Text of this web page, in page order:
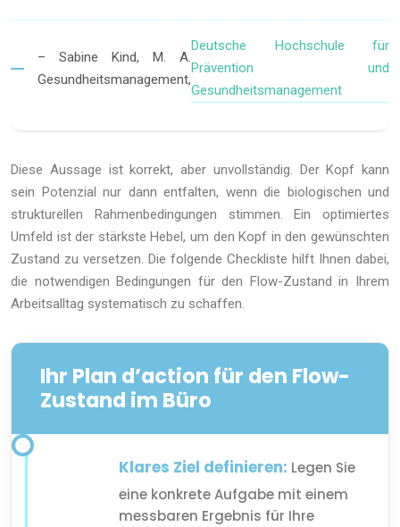
– Sabine Kind, M. A.
Gesundheitsmanagement,
Deutsche Hochschule für
Prävention und
Gesundheitsmanagement
Diese Aussage ist korrekt, aber unvollständig. Der Kopf kann
sein Potenzial nur dann entfalten, wenn die biologischen und
strukturellen Rahmenbedingungen stimmen. Ein optimiertes
Umfeld ist der stärkste Hebel, um den Kopf in den gewünschten
Zustand zu versetzen. Die folgende Checkliste hilft Ihnen dabei,
die notwendigen Bedingungen für den Flow-Zustand in Ihrem
Arbeitsalltag systematisch zu schaffen.
Ihr Plan d’action für den Flow-
Zustand im Büro
Klares Ziel definieren: Legen Sie
eine konkrete Aufgabe mit einem
messbaren Ergebnis für Ihre